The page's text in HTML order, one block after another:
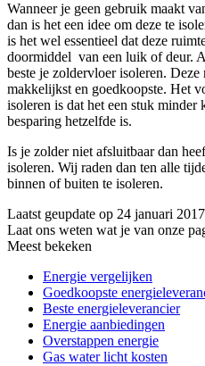
Wanneer je geen gebruik maakt
dan is het een idee om deze te
is het wel essentieel dat deze
doormiddel van een luik of deur.
beste je zoldervloer isoleren.
makkelijkst en goedkoopste. Het
isoleren is dat het een stuk minder
besparing hetzelfde is.
Is je zolder niet afsluitbaar dan
isoleren. Wij raden dan ten alle
binnen of buiten te isoleren.
Laatst geupdate op 24 januari 2017
Laat ons weten wat je van onze
Meest bekeken
Energie vergelijken
Goedkoopste
Beste energieleverancier
Energie aanbiedingen
Overstappen energie
Gas water licht kosten